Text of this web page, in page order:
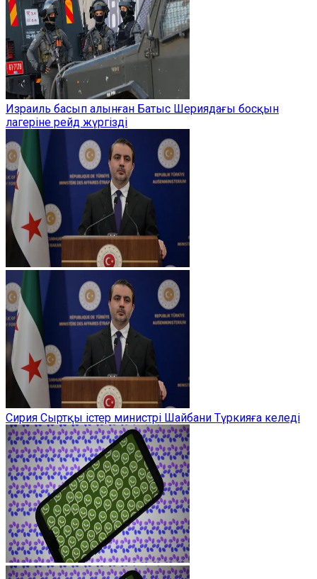
Израиль басып алынған Батыс Шериядағы босқын
лагеріне рейд жүргізді
Сирия Сыртқы істер министрі Шайбани Түркияға келеді